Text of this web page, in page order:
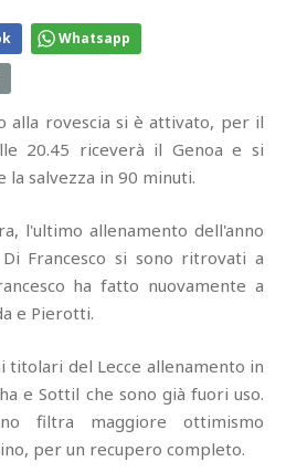
Whatsapp
alla rovescia si è attivato, per il
20.45 riceverà il Genoa e si
la salvezza in 90 minuti.
l'ultimo allenamento dell'anno
Francesco si sono ritrovati a
ha fatto nuovamente a
e Pierotti.
del Lecce allenamento in
e Sottil che sono già fuori uso.
filtra maggiore ottimismo
per un recupero completo.